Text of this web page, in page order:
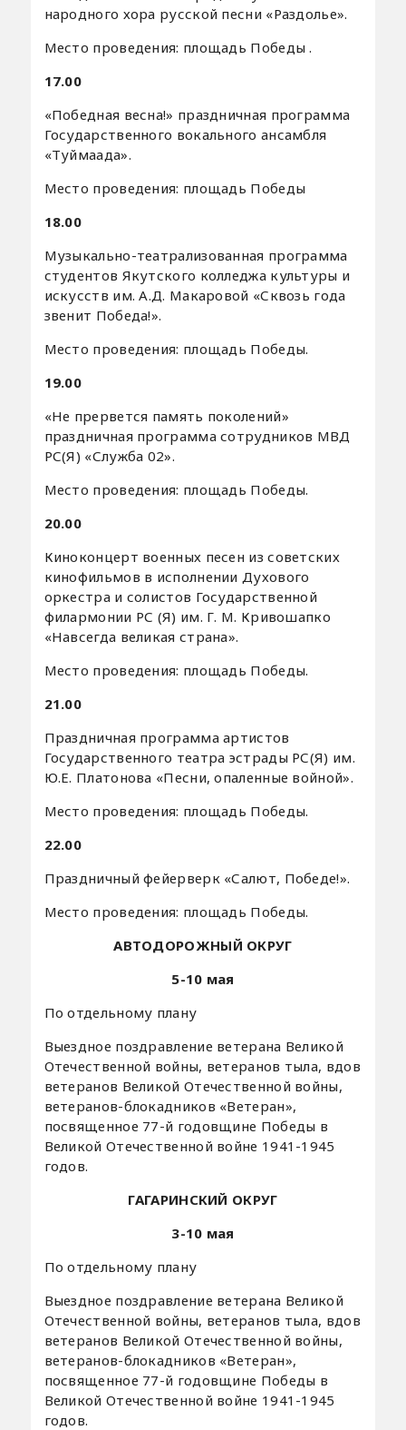
народного хора русской песни «Раздолье».
Место проведения: площадь Победы .
17.00
«Победная весна!» праздничная программа
Государственного вокального ансамбля
«Туймаада».
Место проведения: площадь Победы
18.00
Музыкально-театрализованная программа
студентов Якутского колледжа культуры и
искусств им. А.Д. Макаровой «Сквозь года
звенит Победа!».
Место проведения: площадь Победы.
19.00
«Не прервется память поколений»
праздничная программа сотрудников МВД
РС(Я) «Служба 02».
Место проведения: площадь Победы.
20.00
Киноконцерт военных песен из советских
кинофильмов в исполнении Духового
оркестра и солистов Государственной
филармонии РС (Я) им. Г. М. Кривошапко
«Навсегда великая страна».
Место проведения: площадь Победы.
21.00
Праздничная программа артистов
Государственного театра эстрады РС(Я) им.
Ю.Е. Платонова «Песни, опаленные войной».
Место проведения: площадь Победы.
22.00
Праздничный фейерверк «Салют, Победе!».
Место проведения: площадь Победы.
АВТОДОРОЖНЫЙ ОКРУГ
5-10 мая
По отдельному плану
Выездное поздравление ветерана Великой
Отечественной войны, ветеранов тыла, вдов
ветеранов Великой Отечественной войны,
ветеранов-блокадников «Ветеран»,
посвященное 77-й годовщине Победы в
Великой Отечественной войне 1941-1945
годов.
ГАГАРИНСКИЙ ОКРУГ
3-10 мая
По отдельному плану
Выездное поздравление ветерана Великой
Отечественной войны, ветеранов тыла, вдов
ветеранов Великой Отечественной войны,
ветеранов-блокадников «Ветеран»,
посвященное 77-й годовщине Победы в
Великой Отечественной войне 1941-1945
годов.